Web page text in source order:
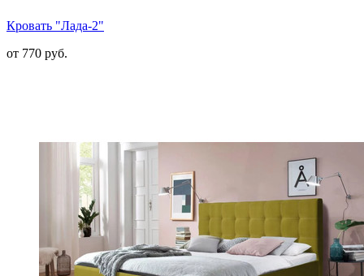
Кровать "Лада-2"
от 770 руб.